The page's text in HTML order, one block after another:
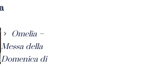
Omelia –
Messa della
Domenica di